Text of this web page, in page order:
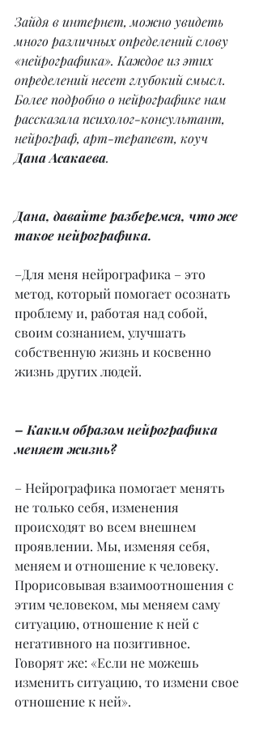
Зайдя в интернет, можно увидеть
много различных определений слову
«нейрографика». Каждое из этих
определений несет глубокий смысл.
Более подробно о нейрографике нам
рассказала психолог-консультант,
нейрограф, арт-терапевт, коуч
Дана Асакаева.
Дана, давайте разберемся, что же
такое нейрографика.
–Для меня нейрографика – это
метод, который помогает осознать
проблему и, работая над собой,
своим сознанием, улучшать
собственную жизнь и косвенно
жизнь других людей.
– Каким образом нейрографика
меняет жизнь?
– Нейрографика помогает менять
не только себя, изменения
происходят во всем внешнем
проявлении. Мы, изменяя себя,
меняем и отношение к человеку.
Прорисовывая взаимоотношения с
этим человеком, мы меняем саму
ситуацию, отношение к ней с
негативного на позитивное.
Говорят же: «Если не можешь
изменить ситуацию, то измени свое
отношение к ней».